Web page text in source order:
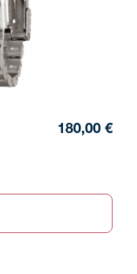
180,00 €